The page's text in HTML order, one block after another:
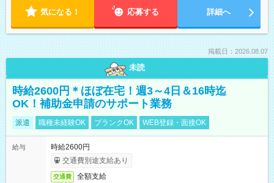
気になる！ 応募する 詳細へ
掲載日：2026.08.07
未読
時給2600円＊ほぼ在宅！週3～4日＆16時迄
OK！補助金申請のサポート業務
派遣 職種未経験OK ブランクOK WEB登録・面接OK
給与
時給2600円
交通費別途支給あり
交通費 全額支給